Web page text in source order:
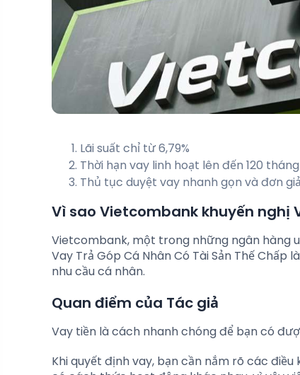
Lãi suất chỉ từ 6,79%
Thời hạn vay linh hoạt lên đến 120 tháng
Thủ tục duyệt vay nhanh gọn và đơn
Vì sao Vietcombank khuyến nghị
Vietcombank, một trong những ngân hàng
Vay Trả Góp Cá Nhân Có Tài Sản Thế
nhu cầu cá nhân.
Quan điểm của Tác giả
Vay tiền là cách nhanh chóng để bạn có
Khi quyết định vay, bạn cần nắm rõ các